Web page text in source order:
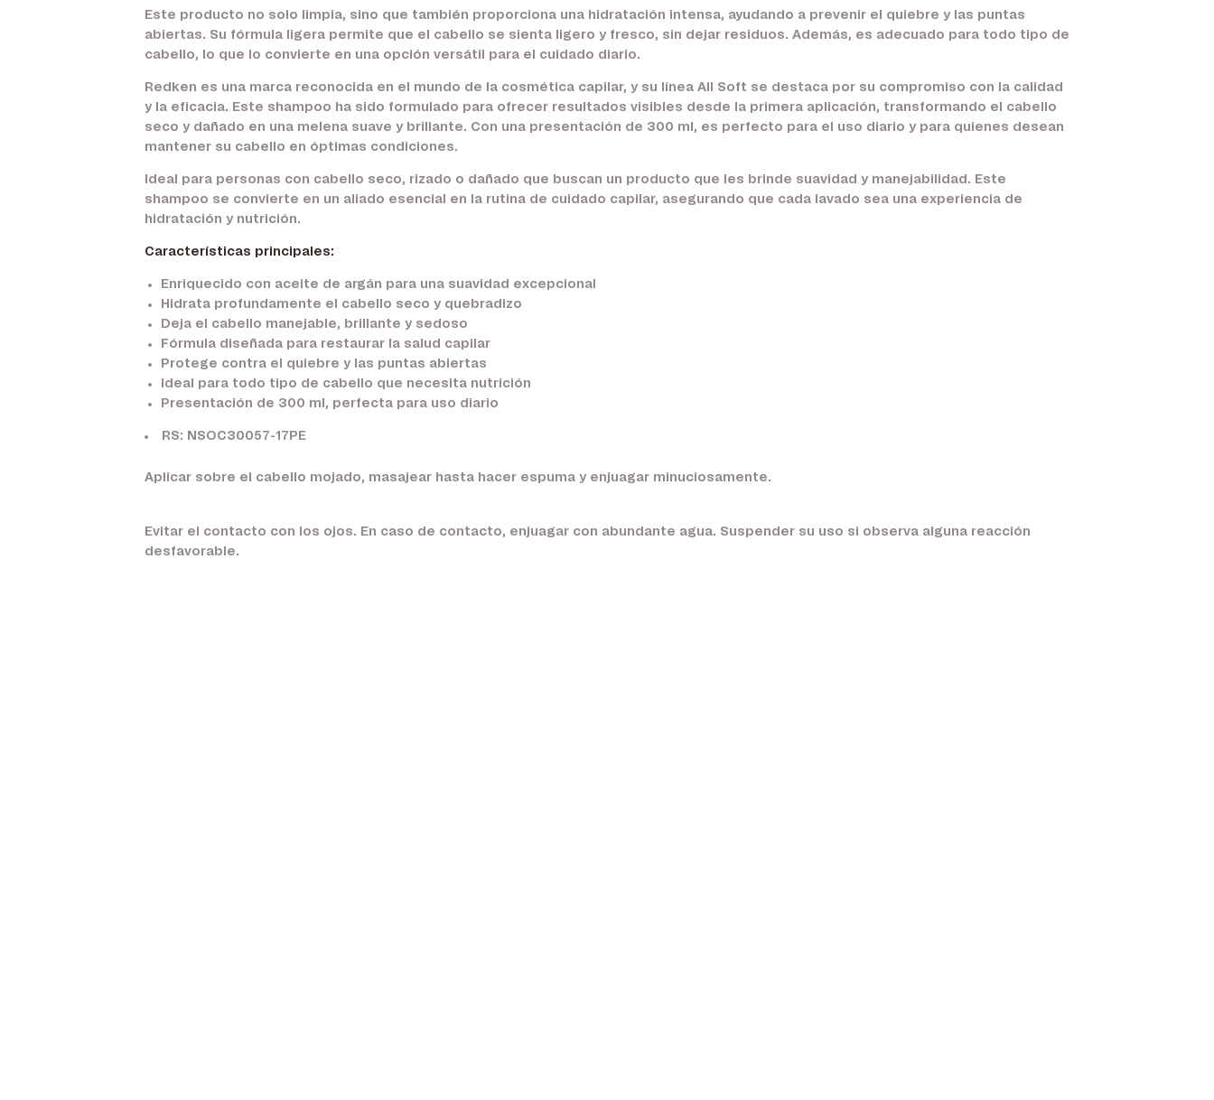
Este producto no solo limpia, sino que también proporciona una hidratación intensa, ayudando a prevenir el quiebre y las puntas
abiertas. Su fórmula ligera permite que el cabello se sienta ligero y fresco, sin dejar residuos. Además, es adecuado para todo tipo de
cabello, lo que lo convierte en una opción versátil para el cuidado diario.
Redken es una marca reconocida en el mundo de la cosmética capilar, y su línea All Soft se destaca por su compromiso con la calidad
y la eficacia. Este shampoo ha sido formulado para ofrecer resultados visibles desde la primera aplicación, transformando el cabello
seco y dañado en una melena suave y brillante. Con una presentación de 300 ml, es perfecto para el uso diario y para quienes desean
mantener su cabello en óptimas condiciones.
Ideal para personas con cabello seco, rizado o dañado que buscan un producto que les brinde suavidad y manejabilidad. Este
shampoo se convierte en un aliado esencial en la rutina de cuidado capilar, asegurando que cada lavado sea una experiencia de
hidratación y nutrición.
Características principales:
Enriquecido con aceite de argán para una suavidad excepcional
Hidrata profundamente el cabello seco y quebradizo
Deja el cabello manejable, brillante y sedoso
Fórmula diseñada para restaurar la salud capilar
Protege contra el quiebre y las puntas abiertas
Ideal para todo tipo de cabello que necesita nutrición
Presentación de 300 ml, perfecta para uso diario
RS: NSOC30057-17PE
Aplicar sobre el cabello mojado, masajear hasta hacer espuma y enjuagar minuciosamente.
Evitar el contacto con los ojos. En caso de contacto, enjuagar con abundante agua. Suspender su uso si observa alguna reacción
desfavorable.